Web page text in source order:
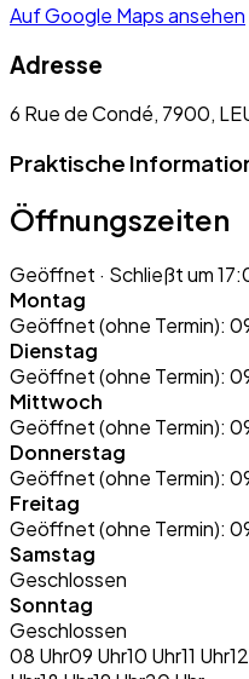
Auf Google Maps ansehen
Adresse
6 Rue de Condé, 7900,
Praktische
Öffnungszeiten
Geöffnet · Schließt um
Montag
Geöffnet (ohne Termin):
Dienstag
Geöffnet (ohne Termin):
Mittwoch
Geöffnet (ohne Termin):
Donnerstag
Geöffnet (ohne Termin):
Freitag
Geöffnet (ohne Termin):
Samstag
Geschlossen
Sonntag
Geschlossen
08 Uhr09 Uhr10 Uhr11 Uhr